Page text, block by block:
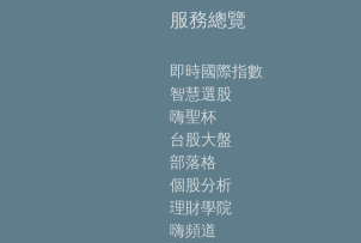
服務總覽
即時國際指數
智慧選股
嗨聖杯
台股大盤
部落格
個股分析
理財學院
嗨頻道